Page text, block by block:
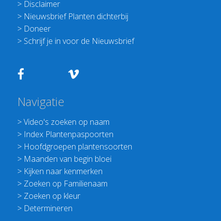
> Disclaimer
> Nieuwsbrief Planten dichterbij
> Doneer
> Schrijf je in voor de Nieuwsbrief
Navigatie
>Video's zoeken op naam
> Index Plantenpaspoorten
> Hoofdgroepen plantensoorten
> Maanden van begin bloei
> Kijken naar kenmerken
> Zoeken op Familienaam
> Zoeken op kleur
> Determineren